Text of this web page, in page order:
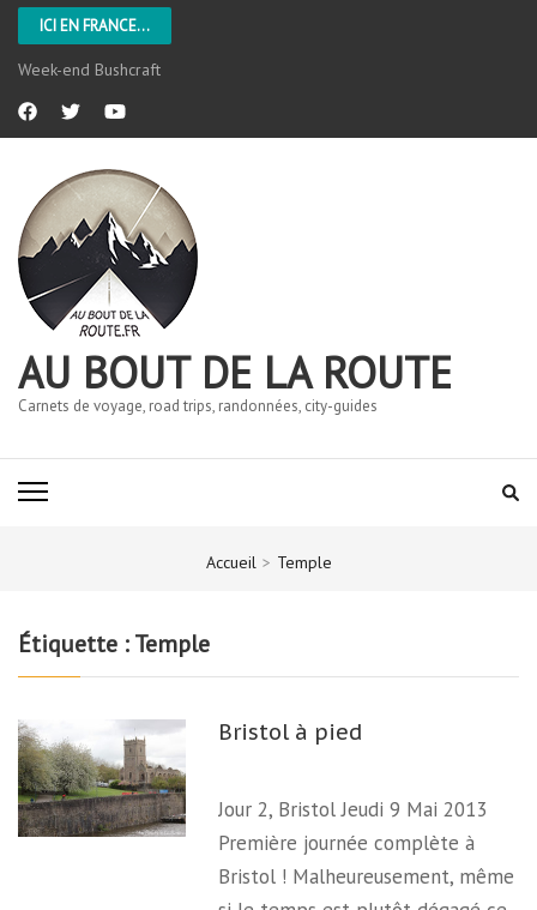
ICI EN FRANCE...
Week-end Bushcraft
AU BOUT DE LA ROUTE
Carnets de voyage, road trips, randonnées, city-guides
Accueil > Temple
Étiquette :Temple
Bristol à pied
Jour 2, Bristol Jeudi 9 Mai 2013
Première journée complète à
Bristol ! Malheureusement, même